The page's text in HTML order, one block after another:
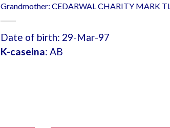
Grandmother: CEDARWAL CHARITY MARK TL
Date of birth: 29-Mar-97
K-caseina: AB